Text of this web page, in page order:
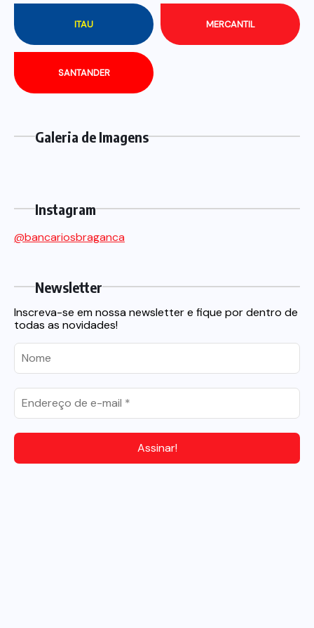
ITAU MERCANTIL
SANTANDER
Galeria de Imagens
Instagram
@bancariosbraganca
Newsletter
Inscreva-se em nossa newsletter e fique por dentro de
todas as novidades!